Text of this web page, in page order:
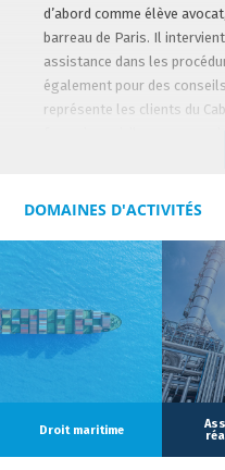
d’abord comme élève
barreau de Paris. Il
assistance dans les
également pour des
représente les clients du
françaises civiles,
relevant du droit des
transport, ainsi que les
marchandises. Son
contentieux liés aux risques
corporels. Patrick est
régulièrement lors de la
transactionnels.
Patrick est reconnu parmi
Décideurs Juridiques 2025
DOMAINES D'ACTIVITÉS
Droit maritime